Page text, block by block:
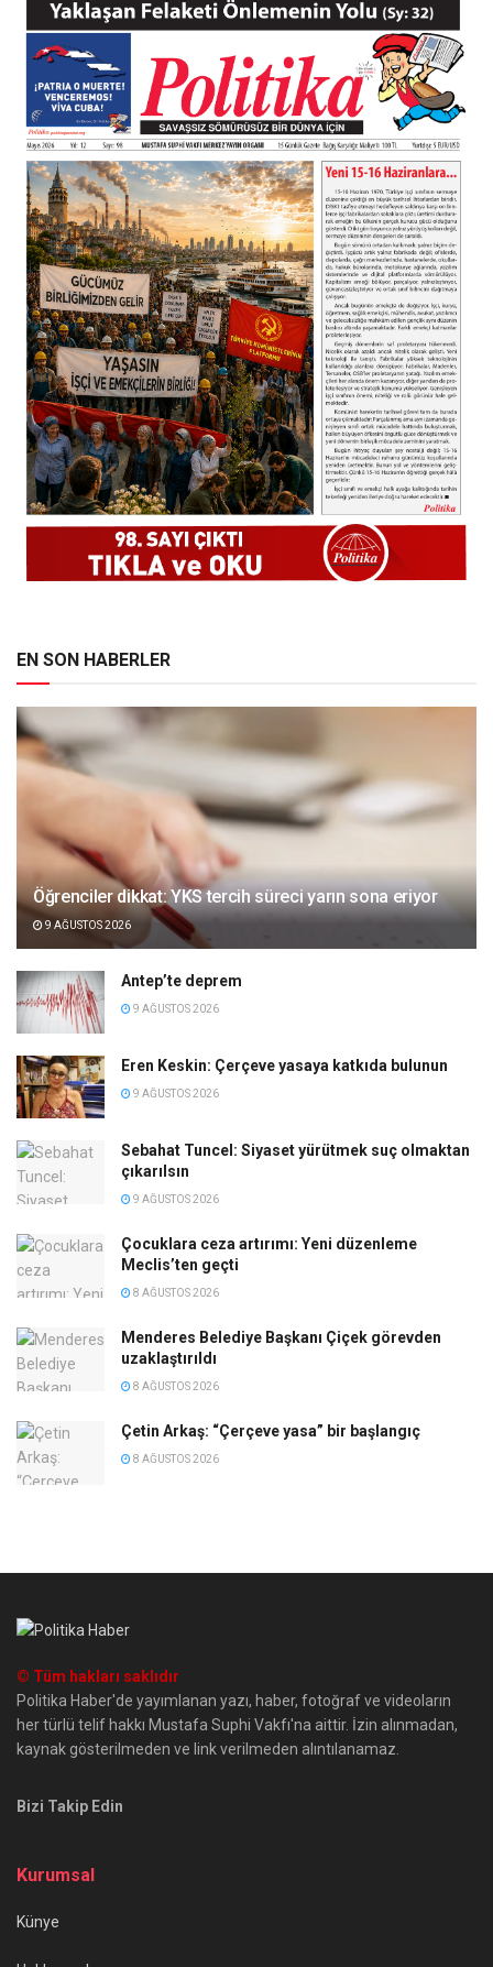
EN SON HABERLER
Öğrenciler dikkat: YKS tercih süreci yarın sona eriyor
9 AĞUSTOS 2026
Antep’te deprem
9 AĞUSTOS 2026
Eren Keskin: Çerçeve yasaya katkıda bulunun
9 AĞUSTOS 2026
Sebahat Tuncel: Siyaset yürütmek suç olmaktan
çıkarılsın
9 AĞUSTOS 2026
Çocuklara ceza artırımı: Yeni düzenleme
Meclis’ten geçti
8 AĞUSTOS 2026
Menderes Belediye Başkanı Çiçek görevden
uzaklaştırıldı
8 AĞUSTOS 2026
Çetin Arkaş: “Çerçeve yasa” bir başlangıç
8 AĞUSTOS 2026
© Tüm hakları saklıdır
Politika Haber'de yayımlanan yazı, haber, fotoğraf ve videoların
her türlü telif hakkı Mustafa Suphi Vakfı'na aittir. İzin alınmadan,
kaynak gösterilmeden ve link verilmeden alıntılanamaz.
Bizi Takip Edin
Kurumsal
Künye